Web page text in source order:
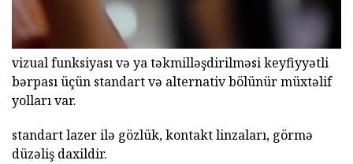
vizual funksiyası və ya təkmilləşdirilməsi keyfiyyətli
bərpası üçün standart və alternativ bölünür müxtəlif
yolları var.
standart lazer ilə gözlük, kontakt linzaları, görmə
düzəliş daxildir.